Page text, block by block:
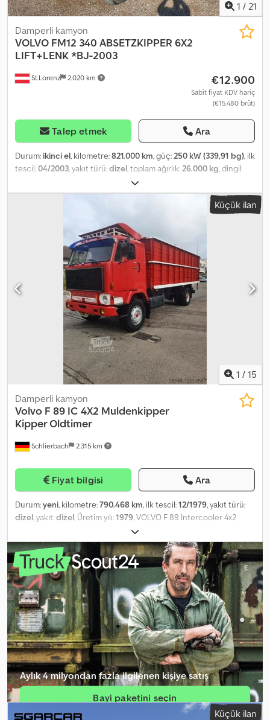
hakkı saklıdır. Cedpfx Ajzpyagjc Ijrf
1 / 21
St.Lorenz 2.020 km
Damperli kamyon
VOLVO FM12 340 ABSETZKIPPER 6X2
LIFT+LENK *BJ-2003
€12.900
Sabit fiyat KDV hariç
(€15.480 brüt)
Talep etmek Ara
Durum: ikinci el, kilometre:821.000 km, güç: 250 kW (339,91 bg), ilk
tescil:04/2003 , yakıt türü:dizel , toplam ağırlık: 26.000 kg , dingil
, frenler:retarder
otomatik, emisyon sınıfı:Euro 3, Donanım:ABS, klima, * VOLVO
FM12-340 6X2, Kaldırma+Yönlendirilebilir Aks, EURO 3 * Otomatik
Teknik Maksimum Ağırlık - 12785 KG Crsdpfxezp A Itj Ac Ief * Brüt
Ağırlık - 26000 KG * Dingil Mesafesi - 3900mm/1370mm * Uzunluk -
8260mm * Genişlik - 2550mm * Yükseklik - 4000mm * İç Referans
No: 142 * Tüm bilgiler bağlayıcı değildir. * Yazım hataları ve ön
satışlar saklıdır. * FİYAT (KDV hariç)
Küçük ilan
1 / 15
Schlierbach 2.315 km
Damperli kamyon
Volvo F 89 IC 4X2 Muldenkipper
Kipper Oldtimer
Fiyat bilgisi Ara
Durum:yeni, kilometre:790.468 km, ilk tescil:12/1979, yakıt türü:
dizel, yakıt:dizel, Üretim yılı:1979, VOLVO F 89 Intercooler 4x2
Tipper Truck ! CLASSIC VEHICLE ! NEW CLUTCH, 0 km • Sleeper
cab • 1 bed / bunk • Gross vehicle weight: 19,000 kg • Unladen
weight: 9,500 kg Crsdpfewmpizex Ac Ijf • Wheelbase: 4,900 mm •
Power steering • Drum brakes • 8-speed manual gearbox with
overdrive • Fully leaf-sprung suspension • Sliding roof • (Nearly)
original condition • No rust! Previously operated in Greece! Errors
and prior sale reserved!
Aylık 4 milyondan fazla ilgilenen kişiye satış
Bayi paketini seçin
Küçük ilan